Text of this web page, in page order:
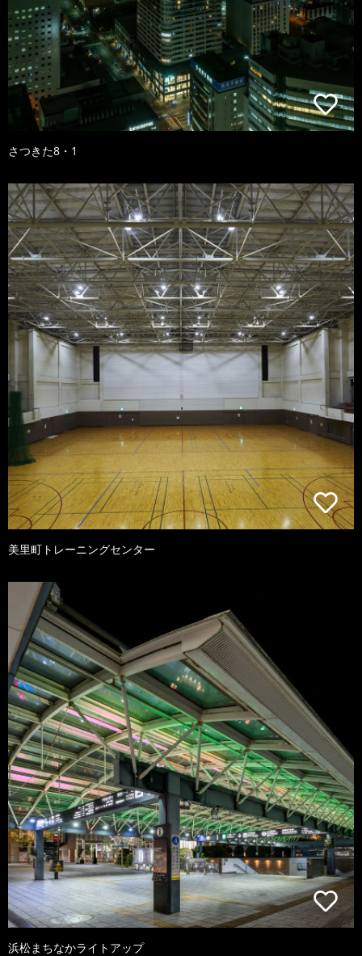
さつきた8・1
美里町トレーニングセンター
浜松まちなかライトアップ